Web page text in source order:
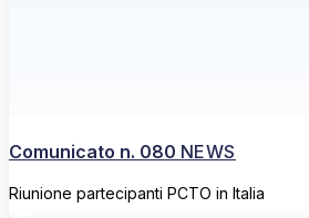
Comunicato n. 080 NEWS
Riunione partecipanti PCTO in Italia